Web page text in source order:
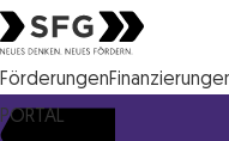
Steirische
Förderungen
PORTAL